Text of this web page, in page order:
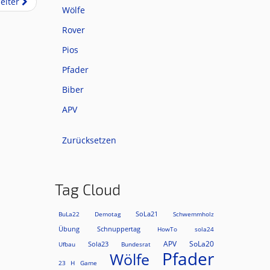
Wölfe
Rover
Pios
Pfader
Biber
APV
Zurücksetzen
Tag Cloud
BuLa22 Demotag SoLa21 Schwemmholz
Übung Schnuppertag HowTo
sola24
Ufbau
Sola23 Bundesrat APV SoLa20
23 H Game Wölfe Pfader